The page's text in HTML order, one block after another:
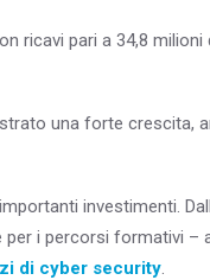
ricavi pari a 34,8
una forte crescita,
investimenti.
i percorsi formativi –
di cyber security.